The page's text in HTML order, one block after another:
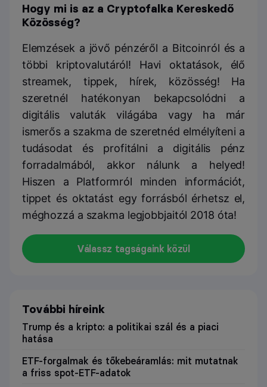
Hogy mi is az a Cryptofalka Kereskedő
Közösség?
Elemzések a jövő pénzéről a Bitcoinról és a
többi kriptovalutáról! Havi oktatások, élő
streamek, tippek, hírek, közösség! Ha
szeretnél hatékonyan bekapcsolódni a
digitális valuták világába vagy ha már
ismerős a szakma de szeretnéd elmélyíteni a
tudásodat és profitálni a digitális pénz
forradalmából, akkor nálunk a helyed!
Hiszen a Platformról minden információt,
tippet és oktatást egy forrásból érhetsz el,
méghozzá a szakma legjobbjaitól 2018 óta!
Válassz tagságaink közül
További híreink
Trump és a kripto: a politikai szál és a piaci
hatása
ETF-forgalmak és tőkebeáramlás: mit mutatnak
a friss spot-ETF-adatok